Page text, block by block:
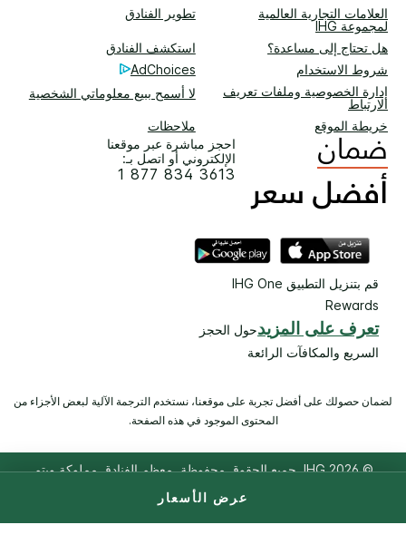
عرض الأسعار
العلامات التجارية العالمية
لمجموعة IHG
تطوير الفنادق
هل تحتاج إلى مساعدة؟
استكشف الفنادق
شروط الاستخدام
AdChoices
إدارة الخصوصية وملفات تعريف
الارتباط
لا أسمح ببيع معلوماتي الشخصية
خريطة الموقع
ملاحظات
احجز مباشرة عبر موقعنا
الإلكتروني أو اتصل بـ:
1 877 834 3613
قم بتنزيل التطبيق IHG One
Rewards
تعرف على المزيدحول الحجز
السريع والمكافآت الرائعة
لضمان حصولك على أفضل تجربة على موقعنا، نستخدم الترجمة الآلية لبعض الأجزاء من
المحتوى الموجود في هذه الصفحة.
© 2026 IHG. ‫جميع الحقوق محفوظة.‬ معظم الفنادق مملوكة ويتم
تشغيلها بصورة مستقلة.